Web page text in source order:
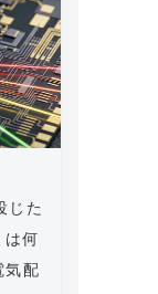
じた
は何
配